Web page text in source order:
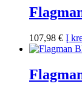
107,98 € Į